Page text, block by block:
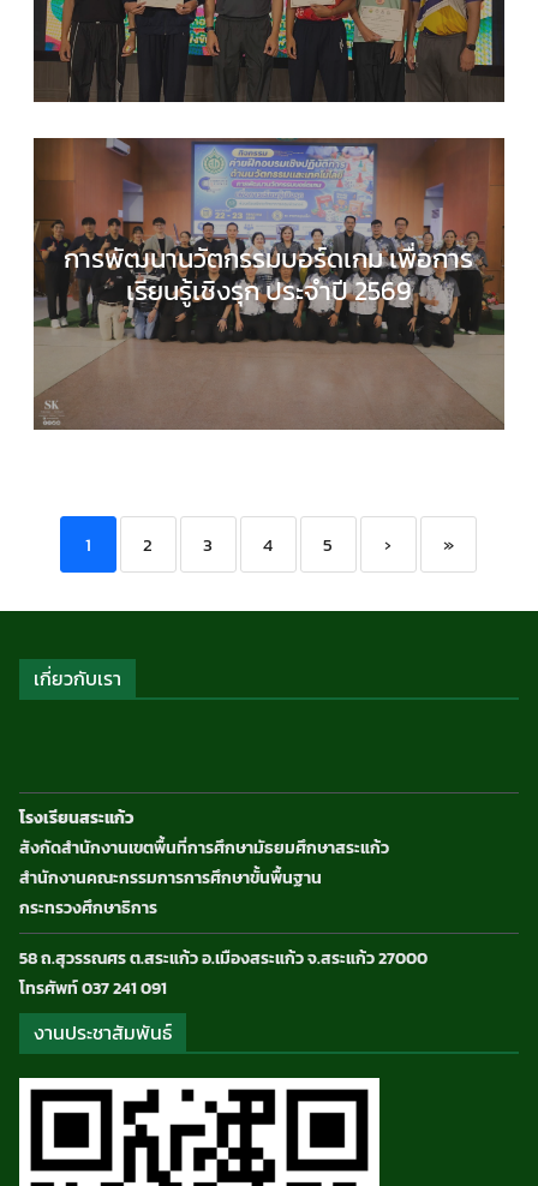
ละเทคโนโลยี, กิจกรรมของเรา, กิจกรรมนักเรียน,
ประชาสัมพันธ์
การพัฒนานวัตกรรมบอร์ดเกม เพื่อการ
เรียนรู้เชิงรุก ประจำปี 2569
COMPUTER SCIENCE, กลุ่มสาระการเรียนรู้วิทยาศา
ละเทคโนโลยี
กิจกรรมนักเรียน
1 2 3 4 5 › »
เกี่ยวกับเรา
โรงเรียนสระแก้ว
สังกัดสำนักงานเขตพื้นที่การศึกษามัธยมศึกษาสระแก้ว
สำนักงานคณะกรรมการการศึกษาขั้นพื้นฐาน
กระทรวงศึกษาธิการ
58 ถ.สุวรรณศร ต.สระแก้ว อ.เมืองสระแก้ว จ.สระแก้ว 27000
โทรศัพท์ 037 241 091
งานประชาสัมพันธ์